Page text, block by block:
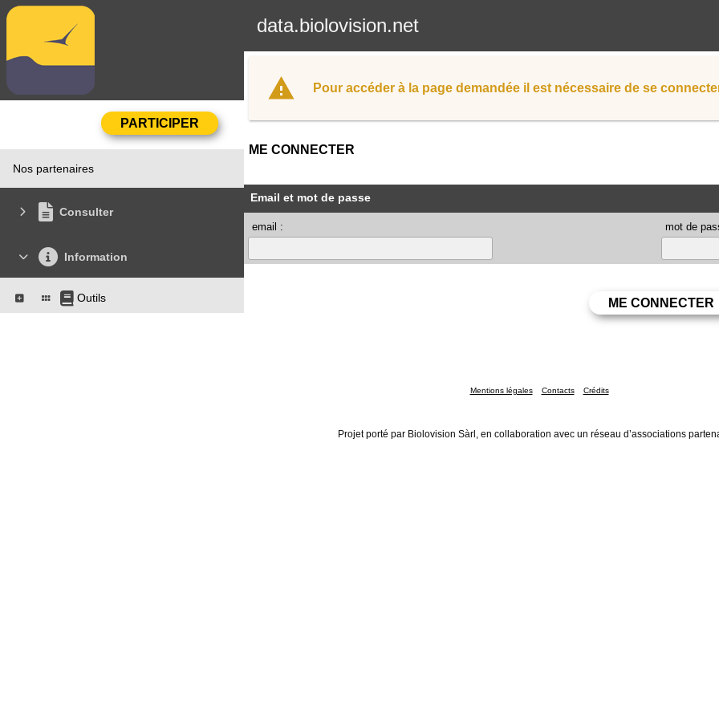
data.biolovision.net
Nos partenaires
Consulter
Information
Outils
Pour accéder à la page demandée il est nécessaire de se
ME CONNECTER
Email et mot de passe
email : mot de
Mentions légales Contacts Crédits
Projet porté par Biolovision Sàrl, en collaboration avec un réseau d’associations